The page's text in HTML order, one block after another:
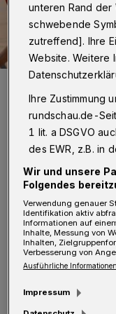
Der TVB – hier Finja
Foto: Dirk Freund
F ußball:
Regionalliga:
1. FC Düren -
Vorbericht/
Zur Tabelle:
unteren Rand
schwebende
zutreffend]. Ihre
Website. Weitere
Ihre Zustimmung
rundschau.de-
1 lit. a DSGVO
des EWR, z.B. in
Wir und unsere
Folgendes
Verwendung genauer
Identifikation aktiv
Informationen auf
Inhalte, Messung von
Inhalten,
Verbesserung von
Ausführliche Informationen
Impressum